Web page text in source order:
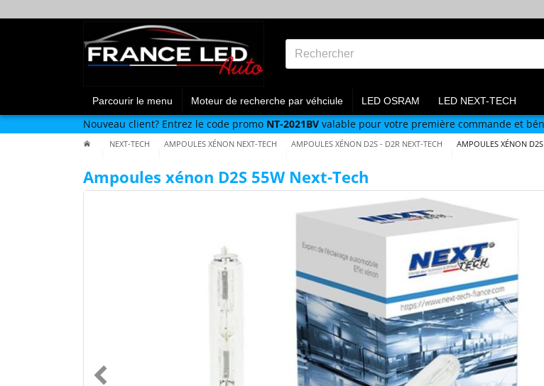
Parcourir le menu Moteur de recherche par véhciule LED OSRAM LED NEXT-TECH
Nouveau client? Entrez le code promo NT-2021BV valable pour votre première commande et
NEXT-TECH AMPOULES XÉNON NEXT-TECH AMPOULES XÉNON D2S - D2R NEXT-TECH AMPOULES XÉNON
Ampoules xénon D2S 55W Next-Tech